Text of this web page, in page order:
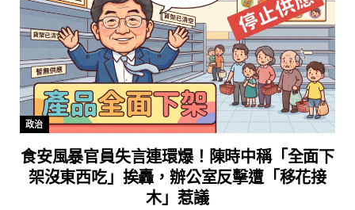
政治
食安風暴官員失言連環爆！陳時中稱「全面下
架沒東西吃」挨轟，辦公室反擊遭「移花接
木」惹議